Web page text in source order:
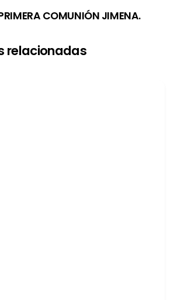
COMUNIÓN JIMENA.
relacionadas